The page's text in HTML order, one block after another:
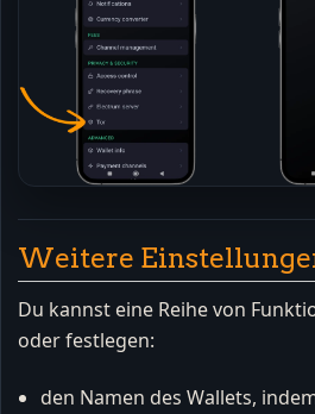
Weitere
Du kannst eine Reihe von
oder festlegen:
den Namen des Wallets,